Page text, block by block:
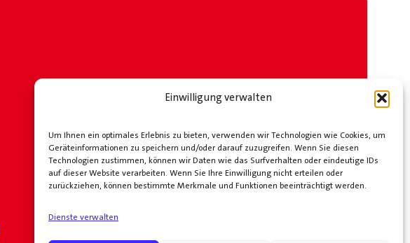
Einwilligung verwalten
Um Ihnen ein optimales Erlebnis zu bieten, verwenden wir Technologien wie Cookies, um
Geräteinformationen zu speichern und/oder darauf zuzugreifen. Wenn Sie diesen
Technologien zustimmen, können wir Daten wie das Surfverhalten oder eindeutige IDs
auf dieser Website verarbeiten. Wenn Sie Ihre Einwilligung nicht erteilen oder
zurückziehen, können bestimmte Merkmale und Funktionen beeinträchtigt werden.
Dienste verwalten